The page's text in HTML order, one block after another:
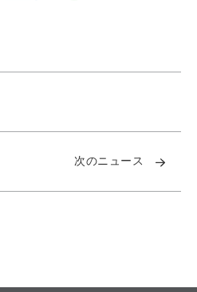
次のニュース